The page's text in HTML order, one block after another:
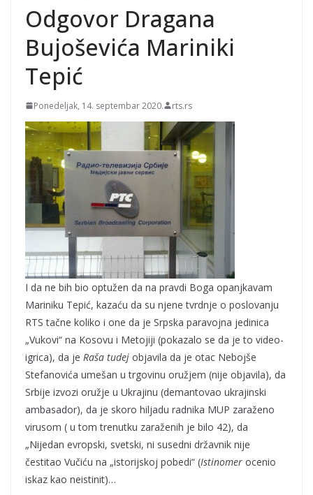
Odgovor Dragana
Bujoševića Mariniki
Tepić
Ponedeljak, 14. septembar 2020. rts.rs
I da ne bih bio optužen da na pravdi Boga opanjkavam
Mariniku Tepić, kazaću da su njene tvrdnje o poslovanju
RTS tačne koliko i one da je Srpska paravojna jedinica
„Vukovi“ na Kosovu i Metojiji (pokazalo se da je to video-
igrica), da je Raša tudej objavila da je otac Nebojše
Stefanovića umešan u trgovinu oružjem (nije objavila), da
Srbije izvozi oružje u Ukrajinu (demantovao ukrajinski
ambasador), da je skoro hiljadu radnika MUP zaraženo
virusom ( u tom trenutku zaraženih je bilo 42), da
„Nijedan evropski, svetski, ni susedni državnik nije
čestitao Vučiću na „istorijskoj pobedi“ (Istinomer ocenio
iskaz kao neistinit)…